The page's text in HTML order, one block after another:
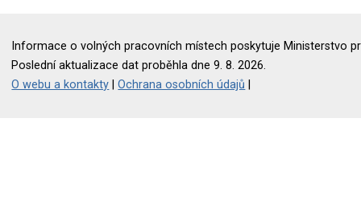
Informace o volných pracovních místech poskytuje Ministerstvo
Poslední aktualizace dat proběhla dne 9. 8. 2026.
O webu a kontakty |Ochrana osobních údajů